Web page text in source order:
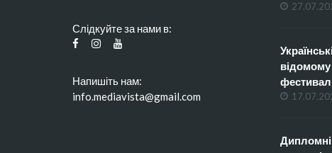
Слідкуйте за нами в:
Напишіть нам:
info.mediavista@gmail.com
Дипломні